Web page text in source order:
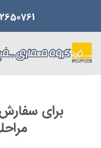
content
برای